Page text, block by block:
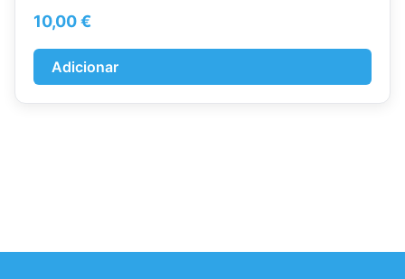
10,00€
Adicionar